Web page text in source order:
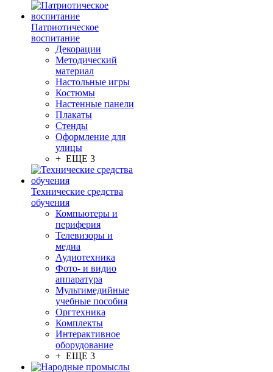
Патриотическое
воспитание
Декорации
Методический
материал
Настольные игры
Костюмы
Настенные панели
Плакаты
Стенды
Оформление для
улицы
+ ЕЩЕ 3
Технические средства
обучения
Компьютеры и
периферия
Телевизоры и
медиа
Аудиотехника
Фото- и видио
аппаратура
Мультимедийные
учебные пособия
Оргтехника
Комплекты
Интерактивное
оборудование
+ ЕЩЕ 3